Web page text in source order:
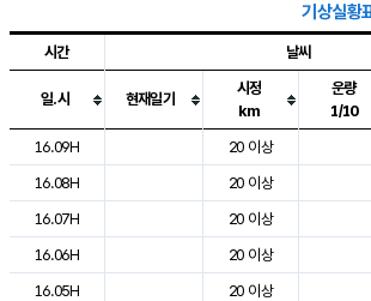
기상실황
도시별 기상실황표로 지점, 날씨, 기온, 강수, 바
시간 날씨
일.시 현재일기
시정
km
운량
1/10
16.09H
20 이상
16.08H
20 이상
16.07H
20 이상
16.06H
20 이상
16.05H
20 이상